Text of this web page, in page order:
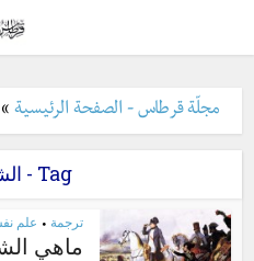
مجلّة قرطاس - الصفحة الرئيسية
Tag - الشوفينية
ترجمة • علم
ماهي